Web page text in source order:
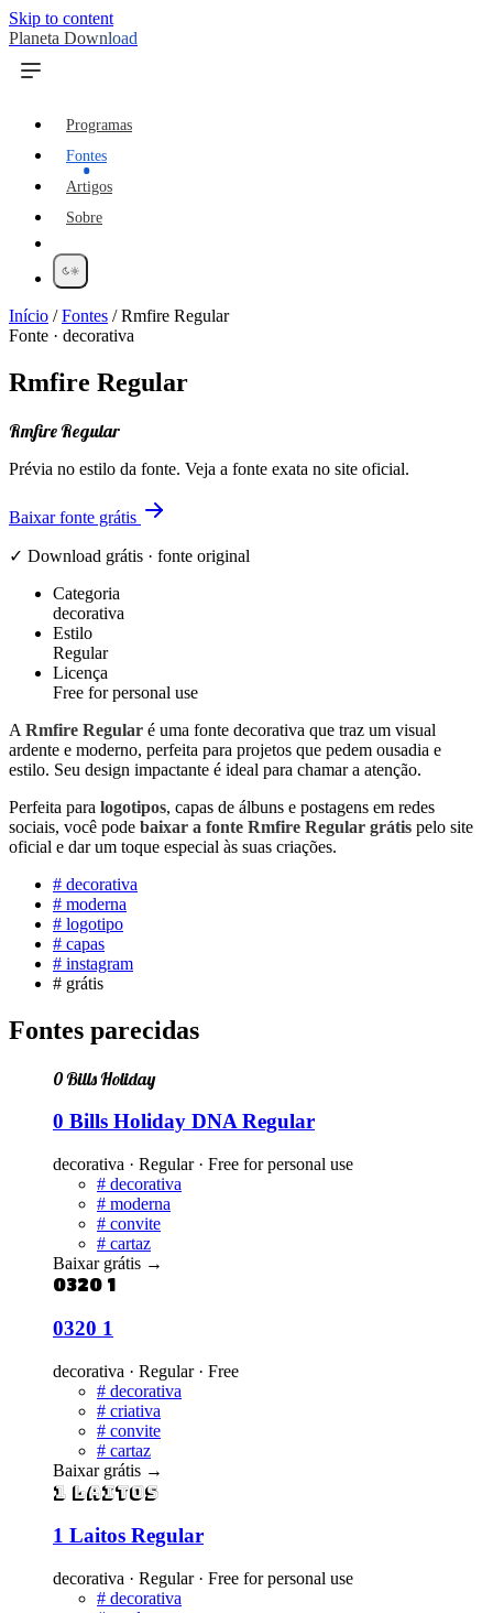
Skip to content
Planeta Download
Programas
Fontes
Artigos
Sobre
Início /Fontes /Rmfire Regular
Fonte · decorativa
Rmfire Regular
Rmfire Regular
Prévia no estilo da fonte. Veja a fonte exata no site oficial.
Baixar fonte grátis
✓ Download grátis · fonte original
Categoria
decorativa
Estilo
Regular
Licença
Free for personal use
A Rmfire Regular é uma fonte decorativa que traz um visual
ardente e moderno, perfeita para projetos que pedem ousadia e
estilo. Seu design impactante é ideal para chamar a atenção.
Perfeita para logotipos, capas de álbuns e postagens em redes
sociais, você pode baixar a fonte Rmfire Regular grátis pelo site
oficial e dar um toque especial às suas criações.
# decorativa
# moderna
# logotipo
# capas
# instagram
# grátis
Fontes parecidas
0 Bills Holiday
0 Bills Holiday DNA Regular
decorativa · Regular · Free for personal use
# decorativa
# moderna
# convite
# cartaz
Baixar grátis →
0320 1
0320 1
decorativa · Regular · Free
# decorativa
# criativa
# convite
# cartaz
Baixar grátis →
1 Laitos
1 Laitos Regular
decorativa · Regular · Free for personal use
# decorativa